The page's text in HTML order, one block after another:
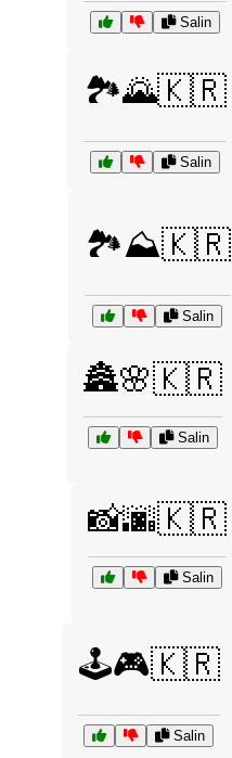
Salin
🏞️🌄🇰🇷
Salin
🏞️⛰️🇰🇷
Salin
🏯🌸🇰🇷
Salin
📸🌆🇰🇷
Salin
🕹️🎮🇰🇷
Salin